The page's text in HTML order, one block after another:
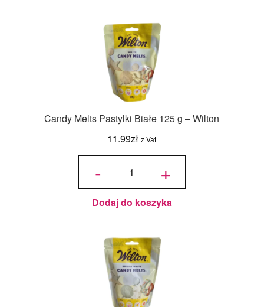
Candy Melts Pastylki Białe 125 g – Wilton
11.99zł z Vat
-
ilość
Pastylki
Białe
Wilton +
Dodaj do koszyka